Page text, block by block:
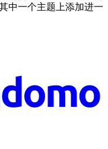
中一个主题上添加进一